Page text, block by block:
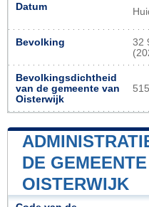
Datum
Bevolking
32
Bevolkingsdichtheid
van de gemeente van
Oisterwijk
DE
OISTERWIJK